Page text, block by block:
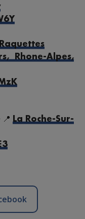
Rhone-Alpes,
📍 La Roche-Sur-